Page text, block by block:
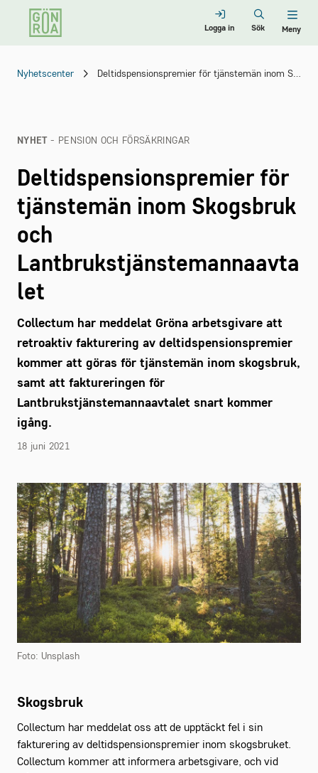
Logga in Sök Meny
Nyhetscenter Deltidspensionspremier för tjänstemän inom Skogsbruk och Lantbrukstjänstemannaavtalet
NYHET - PENSION OCH FÖRSÄKRINGAR
Deltidspensionspremier för
tjänstemän inom Skogsbruk
och
Lantbrukstjänstemannaavta
let
Collectum har meddelat Gröna arbetsgivare att
retroaktiv fakturering av deltidspensionspremier
kommer att göras för tjänstemän inom skogsbruk,
samt att faktureringen för
Lantbrukstjänstemannaavtalet snart kommer
igång.
18 juni 2021
Foto: Unsplash
Skogsbruk
Collectum har meddelat oss att de upptäckt fel i sin
fakturering av deltidspensionspremier inom skogsbruket.
Collectum kommer att informera arbetsgivare, och vid